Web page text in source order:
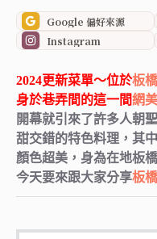
Google 偏好來源
Instagram
2024更新菜單～位於板
身於巷弄間的這一間網美
開幕就引來了許多人朝聖
甜交錯的特色料理， 其
顏色超美， 身為在地板
今天要來跟大家分享板橋